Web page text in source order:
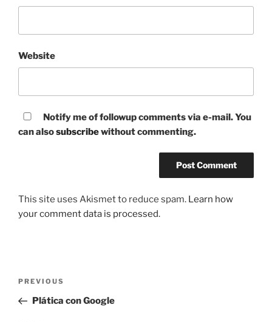
Website
Notify me of followup comments via e-mail. You
can alsosubscribewithout commenting.
This site uses Akismet to reduce spam. Learn how
your comment data is processed.
Previous
Post
PREVIOUS
Plática con Google